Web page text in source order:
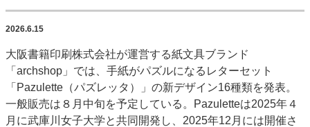
新商品 新製品 ＡＩ・デジタル デジタル印刷
印刷通販
SDGs・地域
市場・統計
人事・移転・異動・訃報
特集記事カテゴリー一覧
2022 見える化・MIS特集
特集・デジタル印刷 アイデアで勝負！ ～多様なビジネス・多彩な商材～
2026.6.15
大阪書籍印刷株式会社が運営する紙文具ブランド
「archshop」では、手紙がパズルになるレターセット
「Pazulette（パズレッタ）」の新デザイン16種類を発表。
一般販売は８月中旬を予定している。Pazuletteは2025年４
月に武庫川女子大学と共同開発し、2025年12月には開催さ